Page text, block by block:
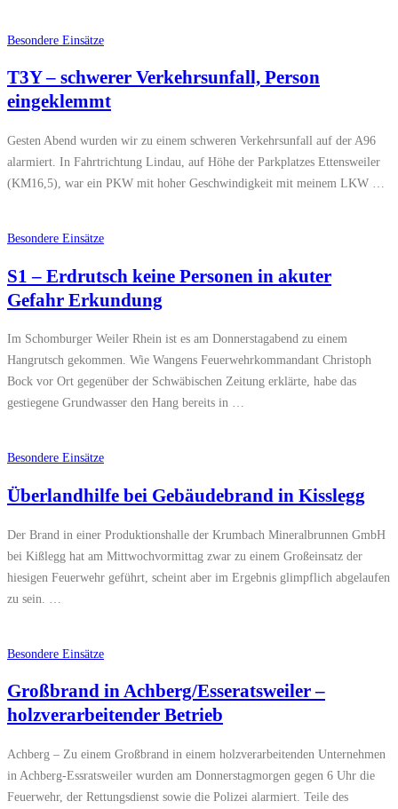
Besondere Einsätze
T3Y – schwerer Verkehrsunfall, Person
eingeklemmt
Gesten Abend wurden wir zu einem schweren Verkehrsunfall auf der A96
alarmiert. In Fahrtrichtung Lindau, auf Höhe der Parkplatzes Ettensweiler
(KM16,5), war ein PKW mit hoher Geschwindigkeit mit meinem LKW …
Besondere Einsätze
S1 – Erdrutsch keine Personen in akuter
Gefahr Erkundung
Im Schomburger Weiler Rhein ist es am Donnerstagabend zu einem
Hangrutsch gekommen. Wie Wangens Feuerwehrkommandant Christoph
Bock vor Ort gegenüber der Schwäbischen Zeitung erklärte, habe das
gestiegene Grundwasser den Hang bereits in …
Besondere Einsätze
Überlandhilfe bei Gebäudebrand in Kisslegg
Der Brand in einer Produktionshalle der Krumbach Mineralbrunnen GmbH
bei Kißlegg hat am Mittwochvormittag zwar zu einem Großeinsatz der
hiesigen Feuerwehr geführt, scheint aber im Ergebnis glimpflich abgelaufen
zu sein. …
Besondere Einsätze
Großbrand in Achberg/Esseratsweiler –
holzverarbeitender Betrieb
Achberg – Zu einem Großbrand in einem holzverarbeitenden Unternehmen
in Achberg-Essratsweiler wurden am Donnerstagmorgen gegen 6 Uhr die
Feuerwehr, der Rettungsdienst sowie die Polizei alarmiert. Teile des